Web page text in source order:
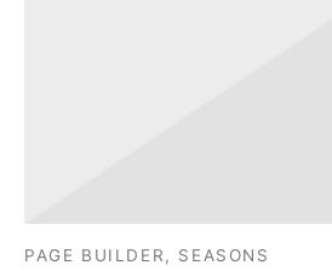
PAGE BUILDER, SEASONS